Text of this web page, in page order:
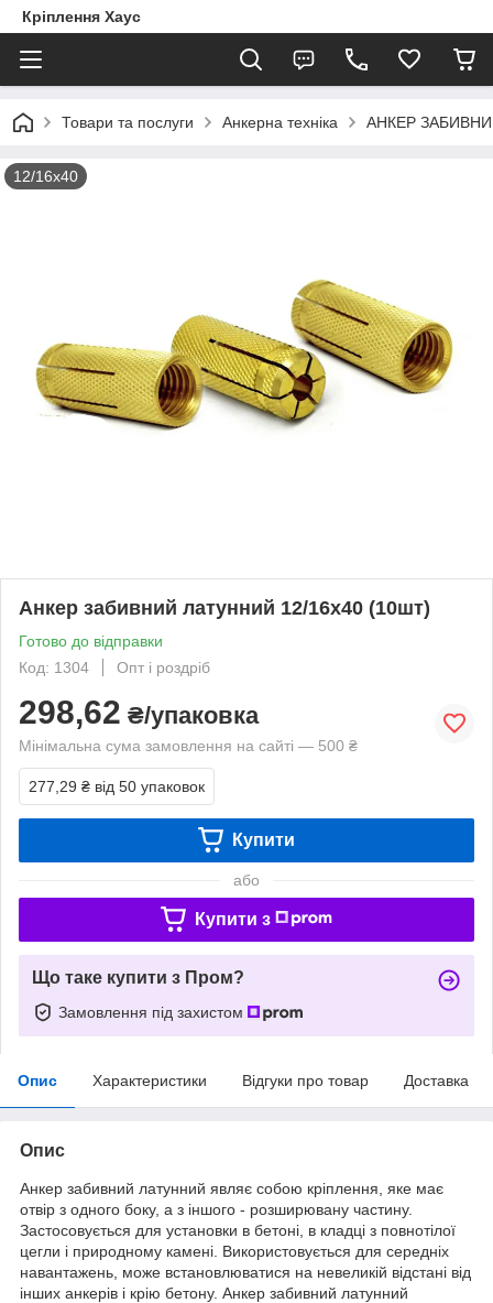
Кріплення Хаус
Товари та послуги Анкерна техніка АНКЕР
12/16х40
Анкер забивний латунний 12/16х40 (10шт)
Готово до відправки
Код: 1304
Опт і роздріб
298,62 ₴/упаковка
Мінімальна сума замовлення на сайті — 500 ₴
277,29 ₴ від 50 упаковок
Купити
або
Купити з
Що таке купити з Пром?
Замовлення під захистом
Опис Характеристики Відгуки про товар Доставка
Опис
Анкер забивний латунний являє собою кріплення, яке має
отвір з одного боку, а з іншого - розширювану частину.
Застосовується для установки в бетоні, в кладці з повнотілої
цегли і природному камені. Використовується для середніх
навантажень, може встановлюватися на невеликій відстані від
інших анкерів і крію бетону. Анкер забивний латунний